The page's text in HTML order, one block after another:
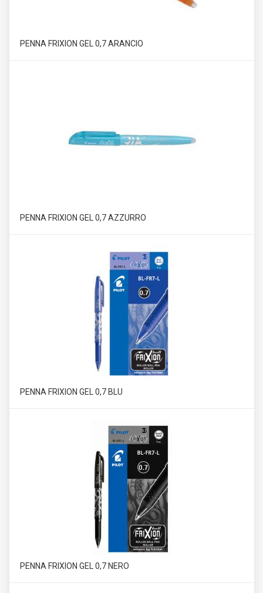
PENNA FRIXION GEL 0,7 ARANCIO
PENNA FRIXION GEL 0,7 AZZURRO
PENNA FRIXION GEL 0,7 BLU
PENNA FRIXION GEL 0,7 NERO